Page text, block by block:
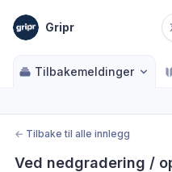
Gripr
Tilbakemeldinger
← Tilbake til alle innlegg
Ved nedgradering /